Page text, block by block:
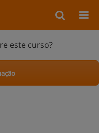
este curso?